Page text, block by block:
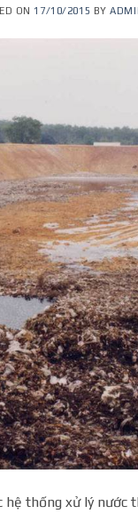
ON 17/10/2015 BY
thống xử lý nước